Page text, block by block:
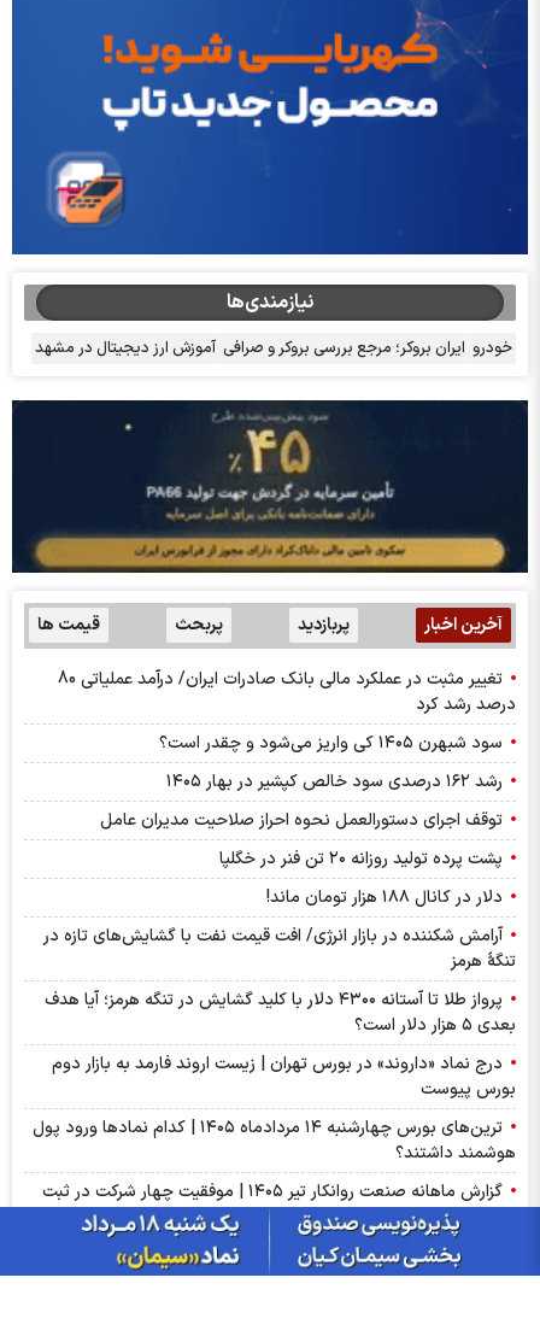
نیازمندی‌ها
خودرو ایران بروکر؛ مرجع بررسی بروکر و صرافی آموزش ارز دیجیتال در مشهد
آخرین اخبار پربازدید پربحث قیمت ها
تغییر مثبت در عملکرد مالی بانک صادرات ایران/ درآمد عملیاتی 80
درصد رشد کرد
سود شبهرن ۱۴۰۵ کی واریز می‌شود و چقدر است؟
رشد ۱۶۲ درصدی سود خالص کپشیر در بهار ۱۴۰۵
توقف اجرای دستورالعمل نحوه احراز صلاحیت مدیران عامل
پشت پرده تولید روزانه ۲۰ تن فنر در خگلپا
دلار در کانال ۱۸۸ هزار تومان ماند!
آرامش شکننده در بازار انرژی/ افت قیمت نفت با گشایش‌های تازه در
تنگۀ هرمز
پرواز طلا تا آستانه ۴۳۰۰ دلار با کلید گشایش در تنگه هرمز؛ آیا هدف
بعدی ۵ هزار دلار است؟
درج نماد «داروند» در بورس تهران | زیست اروند فارمد به بازار دوم
بورس پیوست
ترین‌های بورس چهارشنبه ۱۴ مردادماه ۱۴۰۵ | کدام نماد‌ها ورود پول
هوشمند داشتند؟
گزارش ماهانه صنعت روانکار تیر ۱۴۰۵ | موفقیت چهار شرکت در ثبت
رکورد تاریخی
پذیره‌نویسی صندوق نقره «سیان» از ۱۸ مرداد | جزئیات یازدهمین
صندوق نقره بورس کالا